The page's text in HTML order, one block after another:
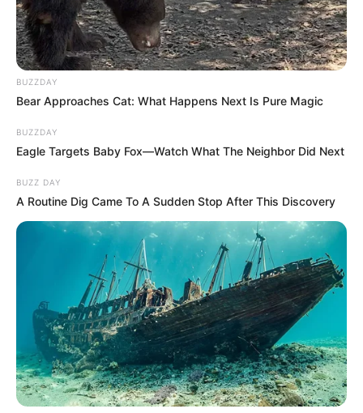
BUZZDAY
Bear Approaches Cat: What Happens Next Is Pure Magic
BUZZDAY
Eagle Targets Baby Fox—Watch What The Neighbor Did Next
BUZZ DAY
A Routine Dig Came To A Sudden Stop After This Discovery